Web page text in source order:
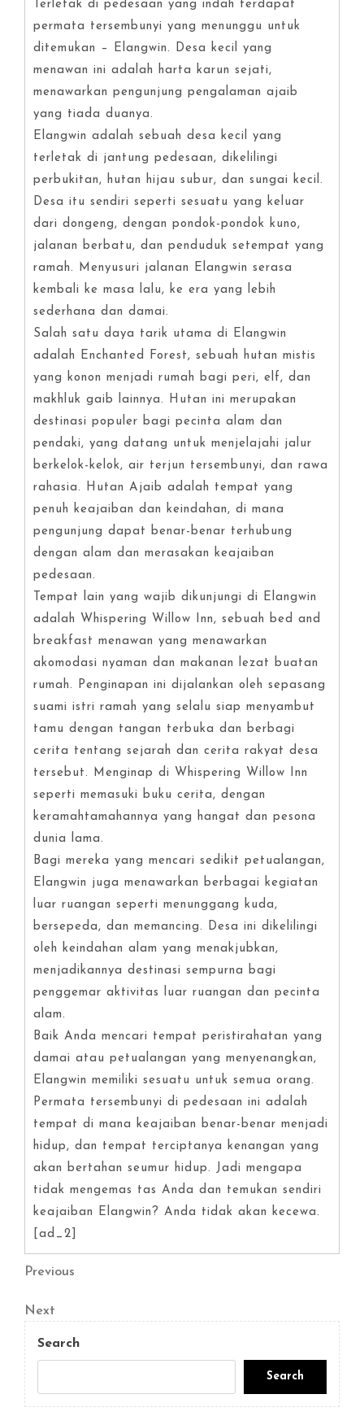
Terletak di pedesaan yang indah terdapat
permata tersembunyi yang menunggu untuk
ditemukan – Elangwin. Desa kecil yang
menawan ini adalah harta karun sejati,
menawarkan pengunjung pengalaman ajaib
yang tiada duanya.
Elangwin adalah sebuah desa kecil yang
terletak di jantung pedesaan, dikelilingi
perbukitan, hutan hijau subur, dan sungai kecil.
Desa itu sendiri seperti sesuatu yang keluar
dari dongeng, dengan pondok-pondok kuno,
jalanan berbatu, dan penduduk setempat yang
ramah. Menyusuri jalanan Elangwin serasa
kembali ke masa lalu, ke era yang lebih
sederhana dan damai.
Salah satu daya tarik utama di Elangwin
adalah Enchanted Forest, sebuah hutan mistis
yang konon menjadi rumah bagi peri, elf, dan
makhluk gaib lainnya. Hutan ini merupakan
destinasi populer bagi pecinta alam dan
pendaki, yang datang untuk menjelajahi jalur
berkelok-kelok, air terjun tersembunyi, dan rawa
rahasia. Hutan Ajaib adalah tempat yang
penuh keajaiban dan keindahan, di mana
pengunjung dapat benar-benar terhubung
dengan alam dan merasakan keajaiban
pedesaan.
Tempat lain yang wajib dikunjungi di Elangwin
adalah Whispering Willow Inn, sebuah bed and
breakfast menawan yang menawarkan
akomodasi nyaman dan makanan lezat buatan
rumah. Penginapan ini dijalankan oleh sepasang
suami istri ramah yang selalu siap menyambut
tamu dengan tangan terbuka dan berbagi
cerita tentang sejarah dan cerita rakyat desa
tersebut. Menginap di Whispering Willow Inn
seperti memasuki buku cerita, dengan
keramahtamahannya yang hangat dan pesona
dunia lama.
Bagi mereka yang mencari sedikit petualangan,
Elangwin juga menawarkan berbagai kegiatan
luar ruangan seperti menunggang kuda,
bersepeda, dan memancing. Desa ini dikelilingi
oleh keindahan alam yang menakjubkan,
menjadikannya destinasi sempurna bagi
penggemar aktivitas luar ruangan dan pecinta
alam.
Baik Anda mencari tempat peristirahatan yang
damai atau petualangan yang menyenangkan,
Elangwin memiliki sesuatu untuk semua orang.
Permata tersembunyi di pedesaan ini adalah
tempat di mana keajaiban benar-benar menjadi
hidup, dan tempat terciptanya kenangan yang
akan bertahan seumur hidup. Jadi mengapa
tidak mengemas tas Anda dan temukan sendiri
keajaiban Elangwin? Anda tidak akan kecewa.
[ad_2]
Post
navigation
Previous
Previous
Next
Post
Next
Search
Search